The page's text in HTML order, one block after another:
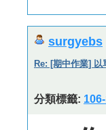
surgyebs
Re: [期中作業] 以
分類標籤: